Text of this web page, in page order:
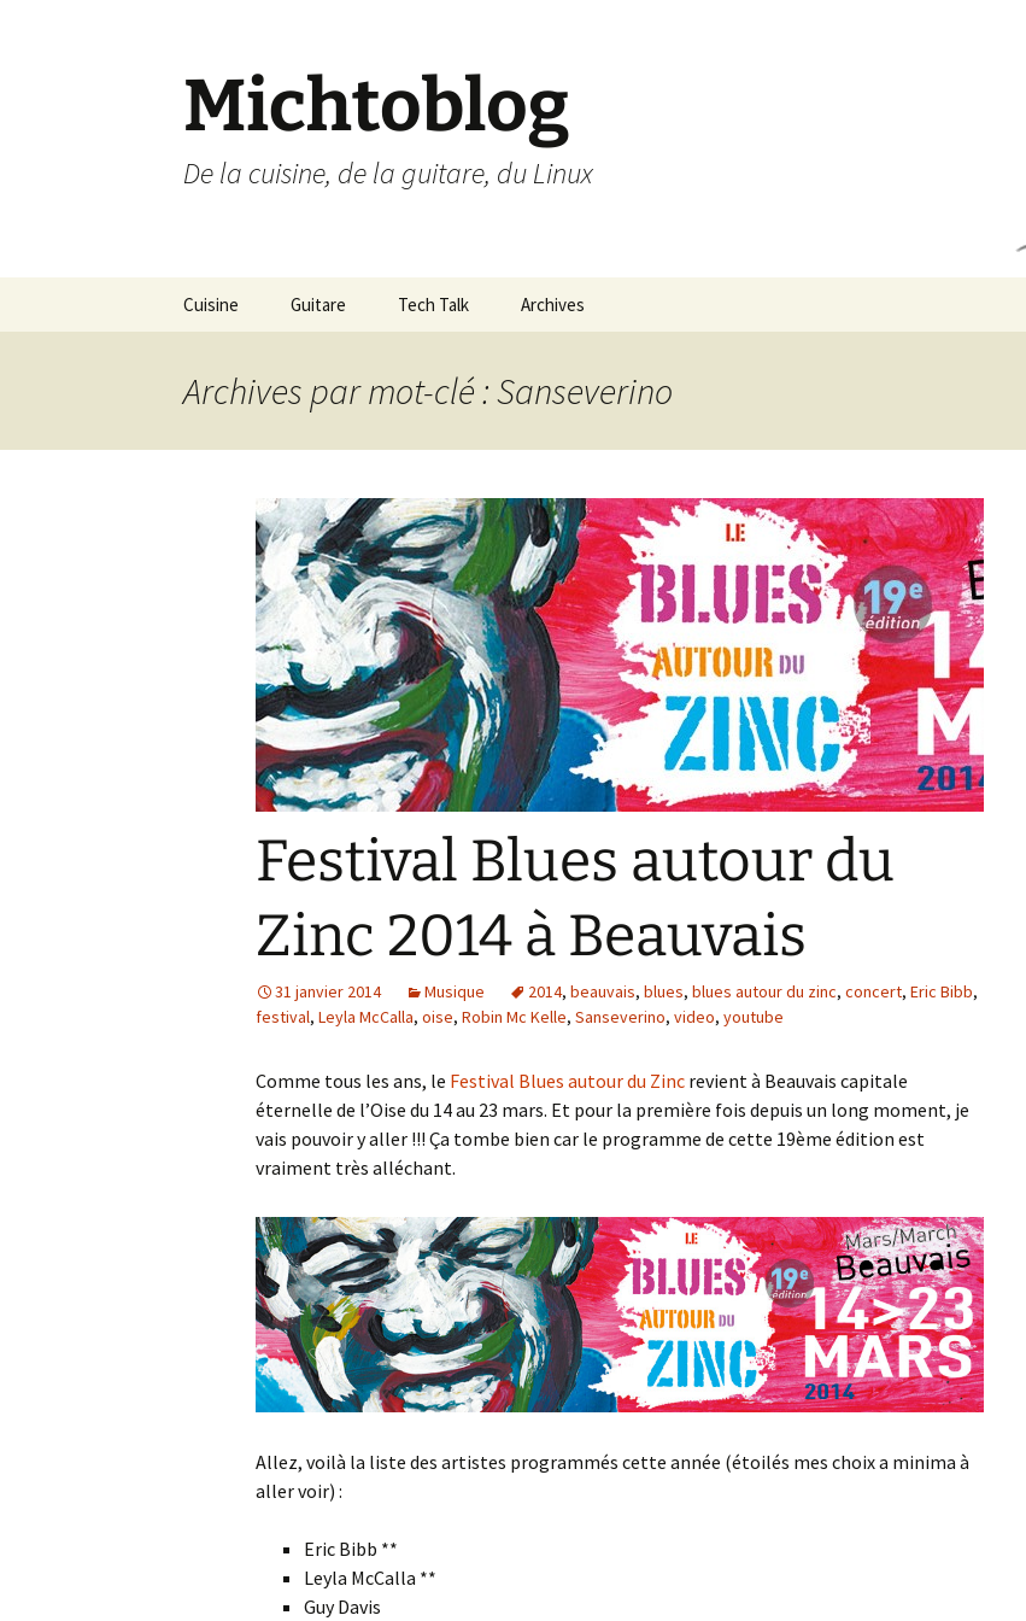
Michtoblog
De la cuisine, de la guitare, du Linux
Cuisine
catégories
Guitare
Enregistrements
Tech Talk Archives
Archives par mot-clé : Sanseverino
Festival Blues autour du
Zinc 2014 à Beauvais
31 janvier 2014 Musique 2014, beauvais, blues, blues autour du zinc, concert, Eric Bibb,
festival, Leyla McCalla, oise, Robin Mc Kelle, Sanseverino, video, youtube
Comme tous les ans, le Festival Blues autour du Zinc revient à Beauvais capitale
éternelle de l’Oise du 14 au 23 mars. Et pour la première fois depuis un long moment, je
vais pouvoir y aller !!! Ça tombe bien car le programme de cette 19ème édition est
vraiment très alléchant.
Allez, voilà la liste des artistes programmés cette année (étoilés mes choix a minima à
aller voir) :
Eric Bibb **
Leyla McCalla **
Guy Davis